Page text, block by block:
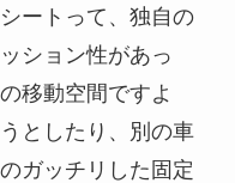
ートって、独自の
ション性があっ
移動空間ですよ
としたり、別の車
ガッチリした固定